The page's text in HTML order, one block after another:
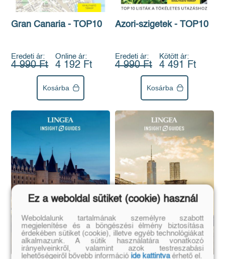
Gran Canaria - TOP10
Eredeti ár:
4 990 Ft
Online ár:
4 192 Ft
Kosárba
Azori-szigetek - TOP10
Eredeti ár:
4 990 Ft
Kötött ár:
4 491 Ft
Kosárba
Ez a weboldal sütiket (cookie) használ
Weboldalunk tartalmának személyre szabott
megjelenítése és a böngészési élmény biztosítása
érdekében sütiket (cookie), illetve egyéb technológiákat
alkalmazunk. A sütik használatára vonatkozó
irányelveinkről, valamint azok testreszabási
lehetőségeiről bővebb információ ide kattintvaérhető el.